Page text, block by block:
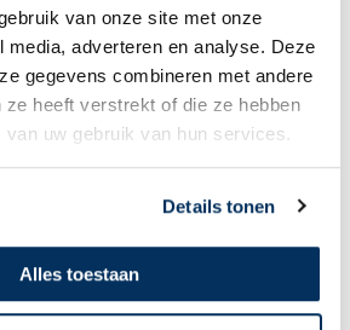
van onze site met onze
media, adverteren en analyse. Deze
gegevens combineren met andere
ze heeft verstrekt of die ze hebben
uw gebruik van hun services.
Details tonen
Alles toestaan